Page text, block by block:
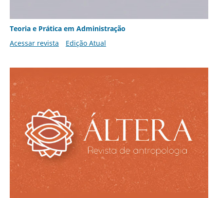
Teoria e Prática em Administração
Acessar revista
Edição Atual